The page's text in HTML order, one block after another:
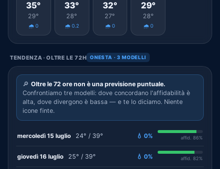
35°
29°
🌧️ 0
33°
28°
🌧️ 0.2
32°
27°
🌧️ 0
29°
28°
🌧️ 0
TENDENZA · OLTRE LE 72H ONESTA · 3 MODELLI
🔎 Oltre le 72 ore non è una previsione puntuale.
Confrontiamo tre modelli: dove concordano l'affidabilità è
alta, dove divergono è bassa — e te lo diciamo. Niente
icone finte.
mercoledì 15 luglio 24° / 39° 💧 0% affid. 86%
giovedì 16 luglio 25° / 39° 💧 0% affid. 82%